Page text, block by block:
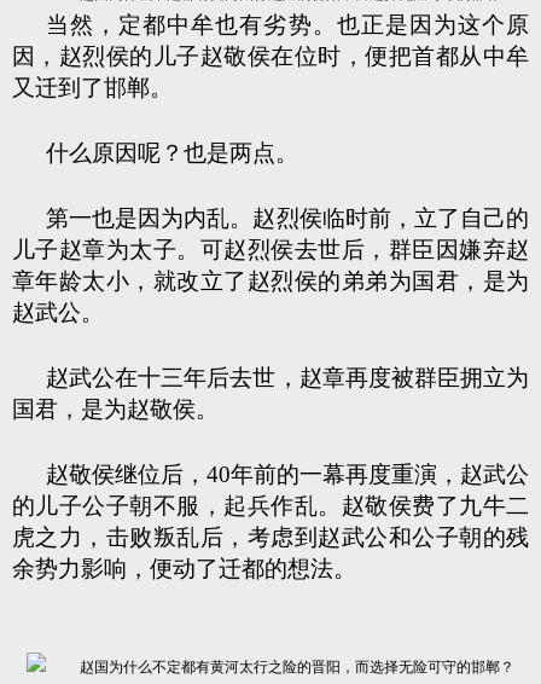
当然，定都中牟也有劣势。也正是因为这个原
因，赵烈侯的儿子赵敬侯在位时，便把首都从中牟
又迁到了邯郸。
什么原因呢？也是两点。
第一也是因为内乱。赵烈侯临时前，立了自己的
儿子赵章为太子。可赵烈侯去世后，群臣因嫌弃赵
章年龄太小，就改立了赵烈侯的弟弟为国君，是为
赵武公。
赵武公在十三年后去世，赵章再度被群臣拥立为
国君，是为赵敬侯。
赵敬侯继位后，40年前的一幕再度重演，赵武公
的儿子公子朝不服，起兵作乱。赵敬侯费了九牛二
虎之力，击败叛乱后，考虑到赵武公和公子朝的残
余势力影响，便动了迁都的想法。